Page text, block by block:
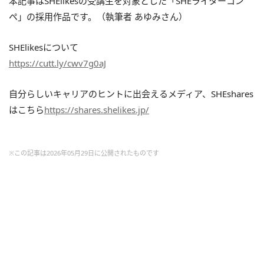
ペ」の採用作品です。（執筆者 あゆみさん）
SHElikesについて
https://cutt.ly/cwv7g0aJ
自分らしいキャリアのヒントに出会えるメディア、SHEshares
はこちらhttps://shares.shelikes.jp/
※この記事は2026年05月29日に公開されたものです